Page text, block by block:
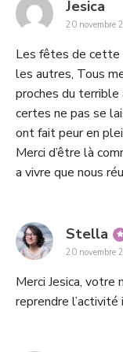
Jesica
20 novembre
Les fêtes de cette
les autres, Tous
proches du
certes ne pas se
ont fait peur en
Merci d’être là
a vivre que nous
Stella
20 novembre
Merci Jesica,
reprendre l’activité